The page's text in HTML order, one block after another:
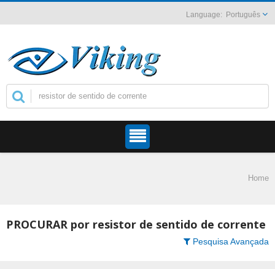
Português
Home
PROCURAR por resistor de sentido de corrente
Pesquisa Avançada